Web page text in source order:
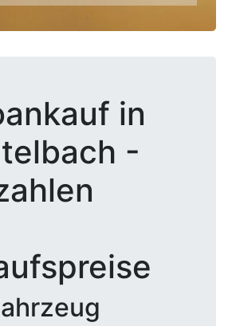
in
-